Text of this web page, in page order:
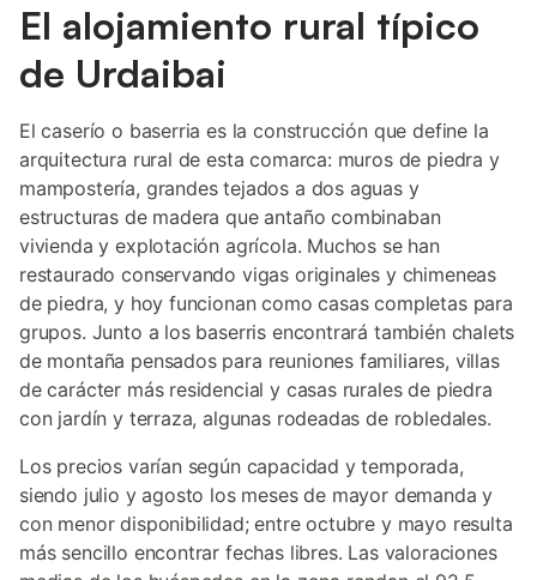
El alojamiento rural típico
de Urdaibai
El caserío o baserria es la construcción que define la
arquitectura rural de esta comarca: muros de piedra y
mampostería, grandes tejados a dos aguas y
estructuras de madera que antaño combinaban
vivienda y explotación agrícola. Muchos se han
restaurado conservando vigas originales y chimeneas
de piedra, y hoy funcionan como casas completas para
grupos. Junto a los baserris encontrará también chalets
de montaña pensados para reuniones familiares, villas
de carácter más residencial y casas rurales de piedra
con jardín y terraza, algunas rodeadas de robledales.
Los precios varían según capacidad y temporada,
siendo julio y agosto los meses de mayor demanda y
con menor disponibilidad; entre octubre y mayo resulta
más sencillo encontrar fechas libres. Las valoraciones